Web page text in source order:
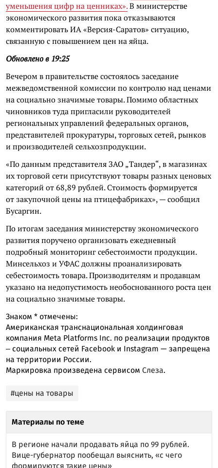
уменьшения цифр на ценниках».В министерстве
экономического развития пока отказываются
комментировать ИА «Версия-Саратов» ситуацию,
связанную с повышением цен на яйца.
Обновлено в 19:25
Вечером в правительстве состоялось заседание
межведомственной комиссии по контролю над ценами
на социально значимые товары. Помимо областных
чиновников туда пригласили руководителей
региональных управлений федеральных органов,
представителей прокуратуры, торговых сетей, рынков
и производителей сельхозпродукции.
«По данным представителя ЗАО „Тандер“, в магазинах
их торговой сети присутствуют товары разных ценовых
категорий от 68,89 рублей. Стоимость формируется
от закупочной цены на птицефабриках», — сообщил
Бусаргин.
По итогам заседания министерству экономического
развития поручено организовать ежедневный
подробный мониторинг себестоимости продукции.
Минсельхоз и УФАС должны проанализировать
себестоимость товара. Производителям и продавцам
указано на недопустимость необоснованного роста цен
на социально значимые товары.
Знаком * отмечены:
Американская транснациональная холдинговая
компания Meta Platforms Inc. по реализации продуктов
‒ социальных сетей Facebook и Instagram — запрещена
на территории России.
Маркировка произведена сервисом Слеза.
#цены на товары
Материалы по теме
В регионе начали продавать яйца по 99 рублей.
Вице-губернатор пообещал выяснить, «с чего
формируются такие цены»